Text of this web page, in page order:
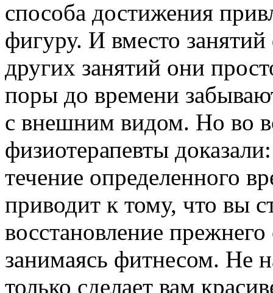
способа достижения
фигуру. И вместо
других занятий они
поры до времени
с внешним видом. Но во
физиотерапевты
течение определенного
приводит к тому, что вы
восстановление
занимаясь фитнесом. Не
только сделает вам